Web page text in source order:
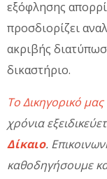
εξόφλησης
προσδιορίζει
ακριβής
δικαστήριο.
Το Δικηγορικό
χρόνια
Δίκαιο.
καθοδηγήσουμε